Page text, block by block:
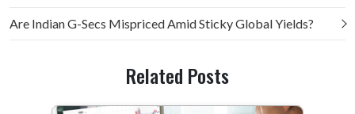
Are Indian G-Secs Mispriced Amid Sticky Global Yields?
Related Posts